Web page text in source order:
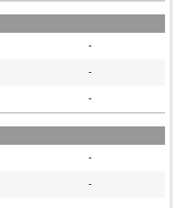
-
-
-
-
-